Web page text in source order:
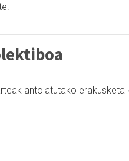
antolatutako erakusketa